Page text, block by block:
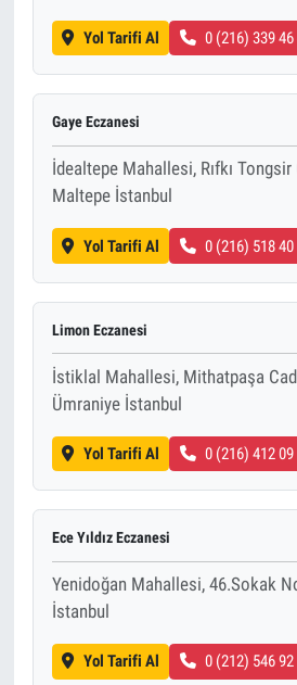
Yol Tarifi Al 0 (216) 339 46
Gaye Eczanesi
İdealtepe Mahallesi, Rıfkı
Maltepe İstanbul
Yol Tarifi Al 0 (216) 518 40
Limon Eczanesi
İstiklal Mahallesi, Mithatpaşa
Ümraniye İstanbul
Yol Tarifi Al 0 (216) 412 09
Ece Yıldız Eczanesi
Yenidoğan Mahallesi, 46.Sokak
İstanbul
Yol Tarifi Al 0 (212) 546 92